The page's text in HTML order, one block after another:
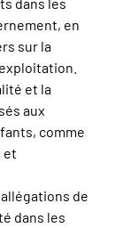
en
sur la
et la
aux
comme
et
de
dans les